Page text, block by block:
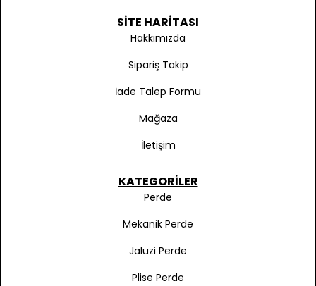
SITE HARITASI
Hakkımızda
Sipariş Takip
İade Talep Formu
Mağaza
İletişim
KATEGORILER
Perde
Mekanik Perde
Jaluzi Perde
Plise Perde